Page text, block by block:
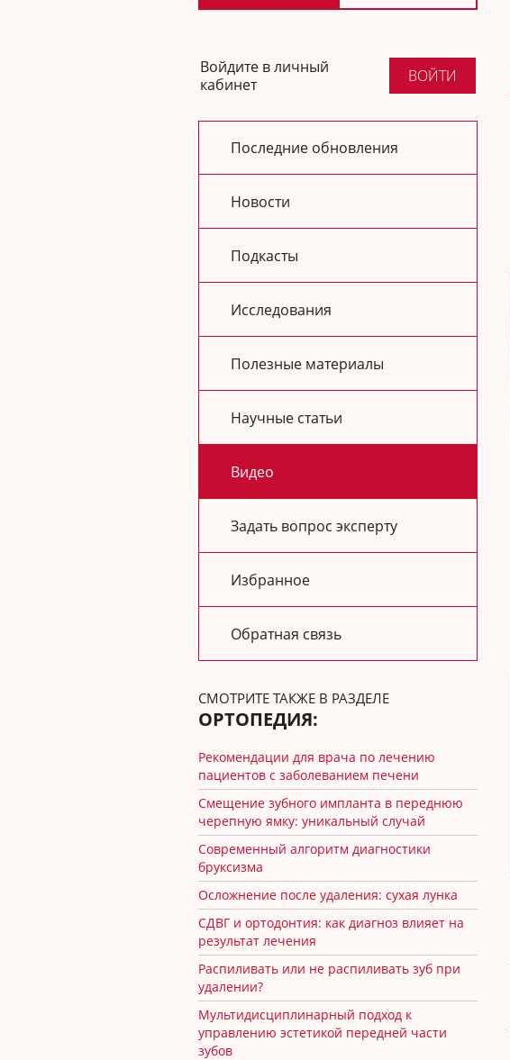
Войдите в личный
кабинет
ВОЙТИ
Последние обновления
Новости
Подкасты
Исследования
Полезные материалы
Научные статьи
Видео
Задать вопрос эксперту
Избранное
Обратная связь
СМОТРИТЕ ТАКЖЕ В РАЗДЕЛЕ
ОРТОПЕДИЯ:
Рекомендации для врача по лечению
пациентов с заболеванием печени
Смещение зубного импланта в переднюю
черепную ямку: уникальный случай
Современный алгоритм диагностики
бруксизма
Осложнение после удаления: сухая лунка
СДВГ и ортодонтия: как диагноз влияет на
результат лечения
Распиливать или не распиливать зуб при
удалении?
Мультидисциплинарный подход к
управлению эстетикой передней части
зубов